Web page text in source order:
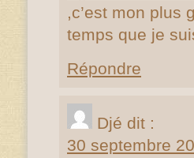
,c’est mon plus
temps que je
Répondre
Djé dit :
30 septembre